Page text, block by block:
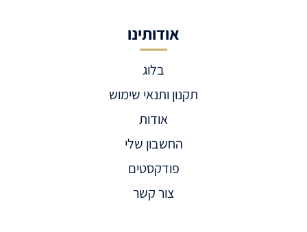
אודותינו
בלוג
תקנון ותנאי שימוש
אודות
החשבון שלי
פודקסטים
צור קשר